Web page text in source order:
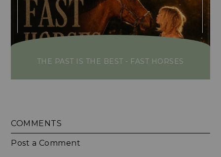
THE PAST IS THE BEST - FAST HORSES
COMMENTS
Post a Comment